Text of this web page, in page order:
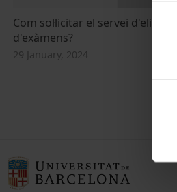
Com sol·licitar el servei
d'exàmens?
29 January, 2024